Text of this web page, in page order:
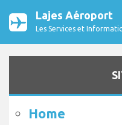
Lajes Aéroport
Les Services et
Home